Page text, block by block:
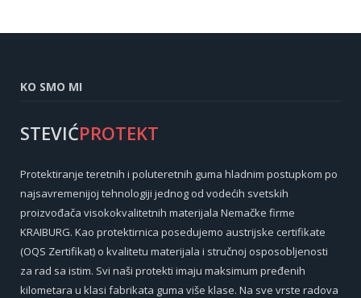
KO SMO MI
STEVIĆPROTEKT
Protektiranje teretnih i poluteretnih guma hladnim postupkom po
najsavremenijoj tehnologiji jednog od vodećih svetskih
proizvođača visokokvalitetnih materijala Nemačke firme
KRAIBURG. Kao protektirnica posedujemo austrijske certifikate
(OQS Zertifikat) o kvalitetu materijala i stručnoj osposobljenosti
za rad sa istim. Svi naši protekti imaju maksimum pređenih
kilometara u klasi fabrikata guma više klase. Na sve vrste radova